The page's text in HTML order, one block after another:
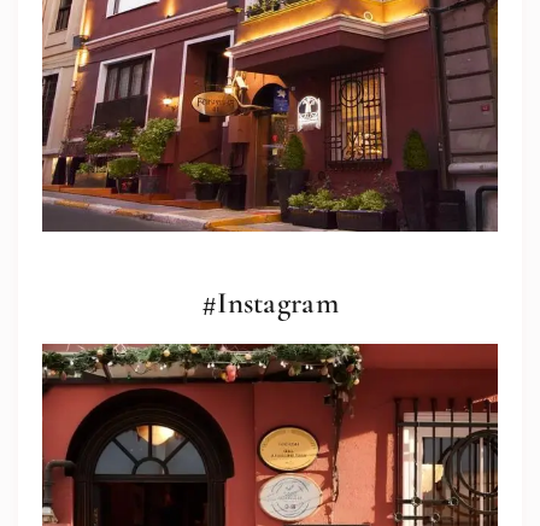
#Instagram